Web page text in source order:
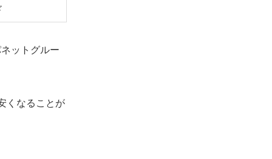
ットグルー
くなる ことが